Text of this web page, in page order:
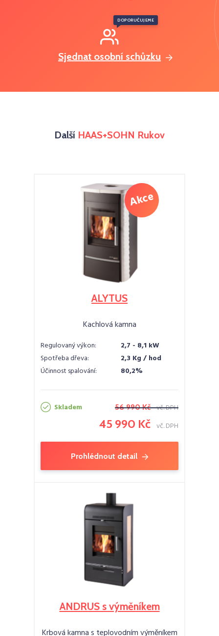
Sjednat osobní schůzku
DOPORUČUJEME
Další HAAS+SOHN Rukov
ALYTUS
Kachlová kamna
Regulovaný výkon:
2,7 - 8,1 kW
Spotřeba dřeva:
2,3 Kg / hod
Účinnost spalování:
80,2%
Skladem 56 990 Kč vč. DPH
45 990 Kč vč. DPH
Prohlédnout detail
ANDRUS s výměníkem
Krbová kamna s teplovodním výměníkem